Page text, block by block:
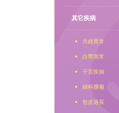
其它疾病
月經異常
白帶異常
子宮疾病
婦科腫瘤
包皮過長